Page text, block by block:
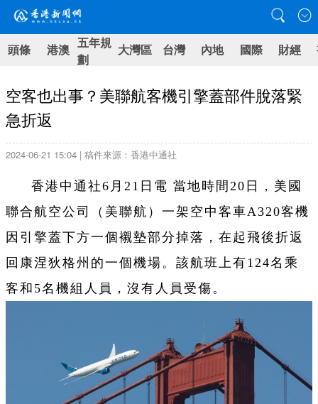
頭條 港澳 五年規
劃
大灣區 台灣 內地 國際 財經
空客也出事？美聯航客機引擎蓋部件脫落緊
急折返
2024-06-21 15:04 | 稿件來源：香港中通社
香港中通社6月21日電 當地時間20日，美國
聯合航空公司（美聯航）一架空中客車A320客機
因引擎蓋下方一個襯墊部分掉落，在起飛後折返
回康涅狄格州的一個機場。該航班上有124名乘
客和5名機組人員，沒有人員受傷。